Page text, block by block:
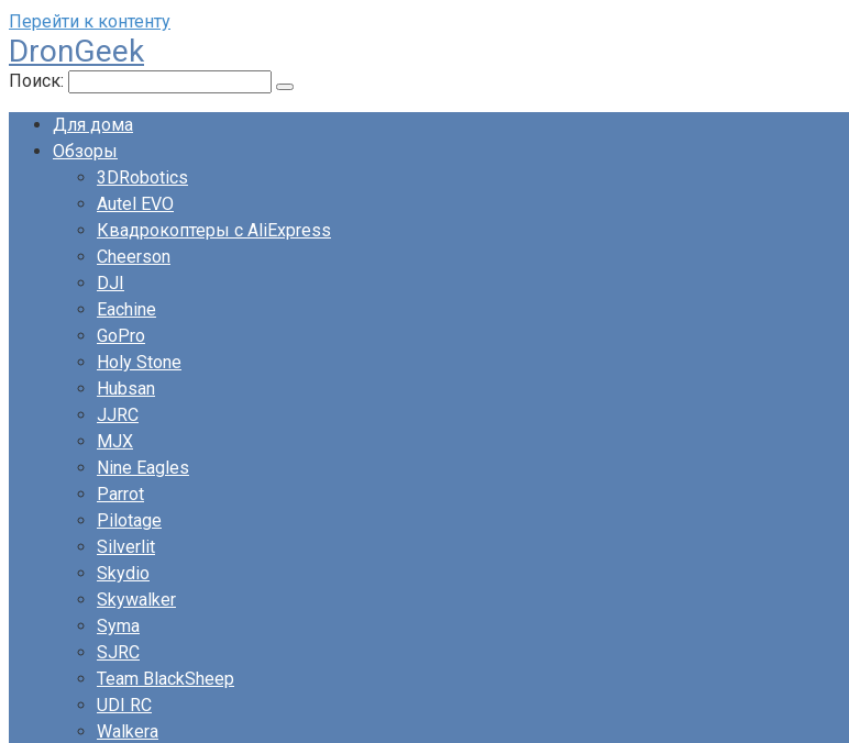
Перейти к контенту
DronGeek
Поиск:
Для дома
Обзоры
3DRobotics
Autel EVO
Квадрокоптеры с AliExpress
Cheerson
DJI
Eachine
GoPro
Holy Stone
Hubsan
JJRC
MJX
Nine Eagles
Parrot
Pilotage
Silverlit
Skydio
Skywalker
Syma
SJRC
Team BlackSheep
UDI RC
Walkera